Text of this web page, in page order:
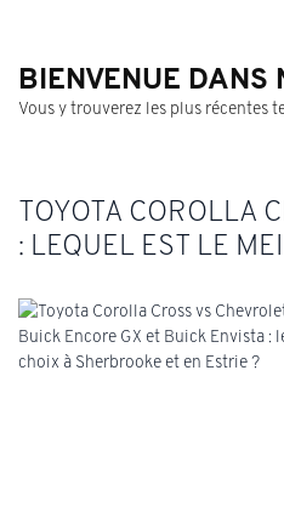
BIENVENUE DANS
Vous y trouverez les plus récentes
TOYOTA COROLLA
: LEQUEL EST LE